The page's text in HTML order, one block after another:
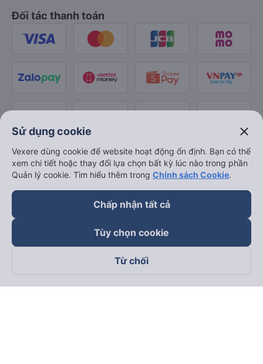
Đối tác thanh toán
Theo dõi chúng tôi trên
Sử dụng cookie close
Vexere dùng cookie để website hoạt động ổn định. Bạn có thể
xem chi tiết hoặc thay đổi lựa chọn bất kỳ lúc nào trong phần
Quản lý cookie. Tìm hiểu thêm trong Chính sách Cookie.
Chấp nhận tất cả
Tùy chọn cookie
Từ chối